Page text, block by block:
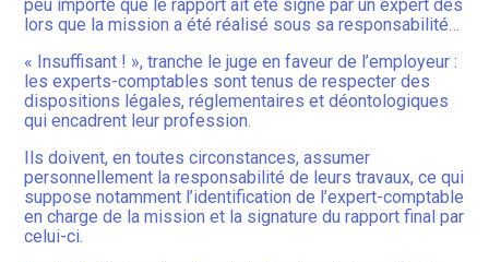
peu importe que le rapport ait été signé par un expert dès
lors que la mission a été réalisé sous sa responsabilité…
« Insuffisant ! », tranche le juge en faveur de l’employeur :
les experts-comptables sont tenus de respecter des
dispositions légales, réglementaires et déontologiques
qui encadrent leur profession.
Ils doivent, en toutes circonstances, assumer
personnellement la responsabilité de leurs travaux, ce qui
suppose notamment l’identification de l’expert-comptable
en charge de la mission et la signature du rapport final par
celui-ci.